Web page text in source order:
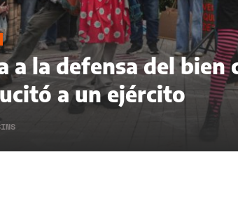
a la defensa del bien
a un ejército